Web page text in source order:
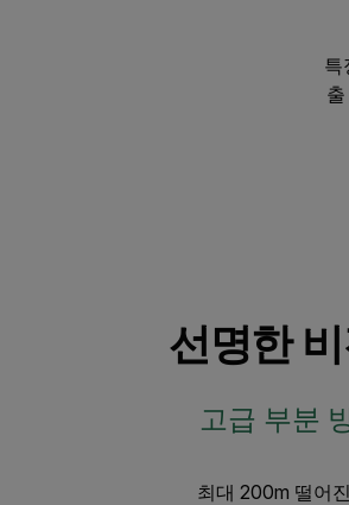
특
선명한
고급 부분
최대 200m 떨어